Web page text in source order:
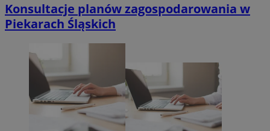
Konsultacje planów zagospodarowania w
Piekarach Śląskich